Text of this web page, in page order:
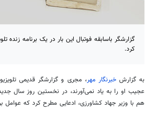
گزارشگر باسابقه فوتبال این بار در یک برنامه زنده
کرد.
به گزارش خبرنگار مهر، مجری و گزارشگر قدیمی
عجیب او را به یاد نمی‌آورند، در نخستین روز سال
هم با وزیر جهاد کشاورزی، ادعایی مطرح کرد که عوامل